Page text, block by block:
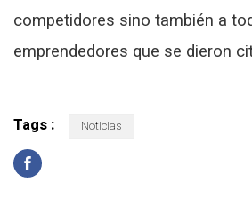
competidores sino también a
emprendedores que se dieron
Tags : Noticias